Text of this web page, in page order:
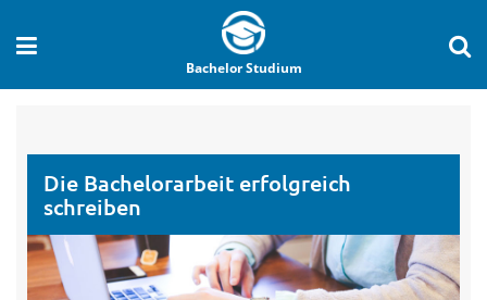
Bachelor Studium
Die Bachelorarbeit erfolgreich
schreiben